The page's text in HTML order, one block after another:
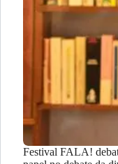
Festival FALA!